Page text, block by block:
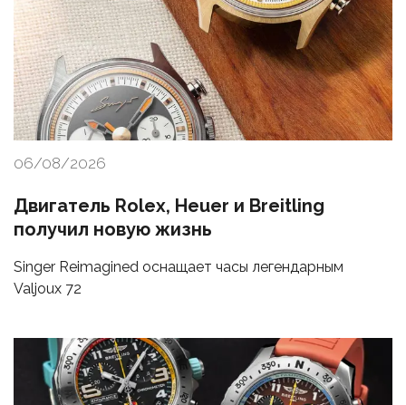
06/08/2026
Двигатель Rolex, Heuer и Breitling
получил новую жизнь
Singer Reimagined оснащает часы легендарным
Valjoux 72